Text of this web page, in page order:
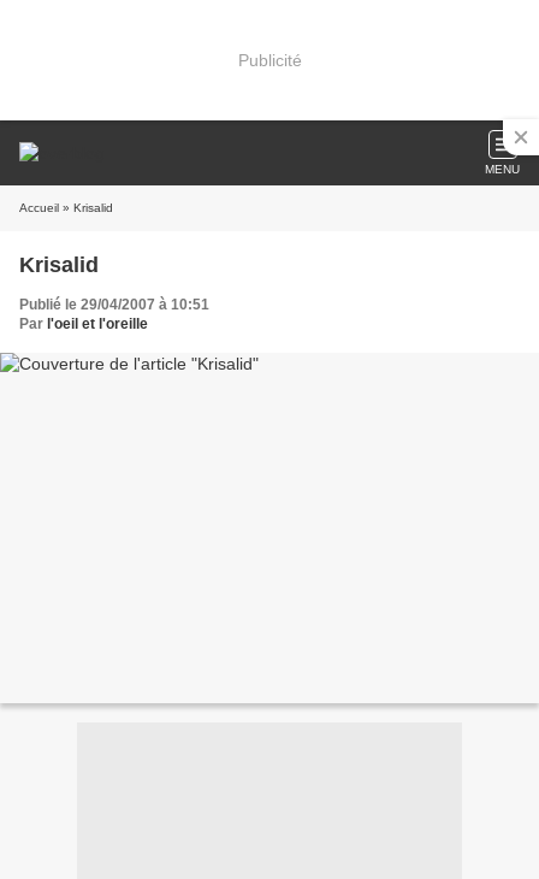
Publicité
MENU
Accueil » Krisalid
Krisalid
Publié le 29/04/2007 à 10:51
Par l'oeil et l'oreille